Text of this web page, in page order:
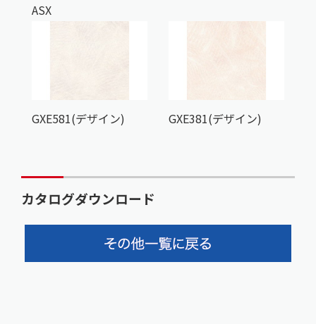
ASX
GXE581(デザイン) GXE381(デザイン)
カタログダウンロード